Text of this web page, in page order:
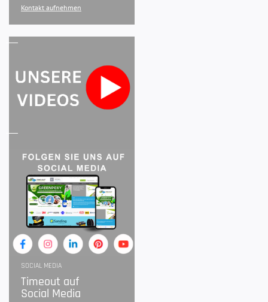
Kontakt aufnehmen
SOCIAL MEDIA
Timeout auf
Social Media